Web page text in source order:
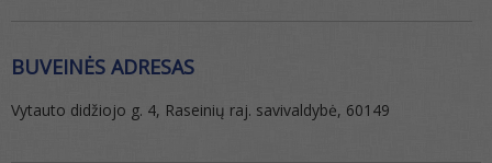
BUVEINĖS ADRESAS
Vytauto didžiojo g. 4, Raseinių raj. savivaldybė, 60149